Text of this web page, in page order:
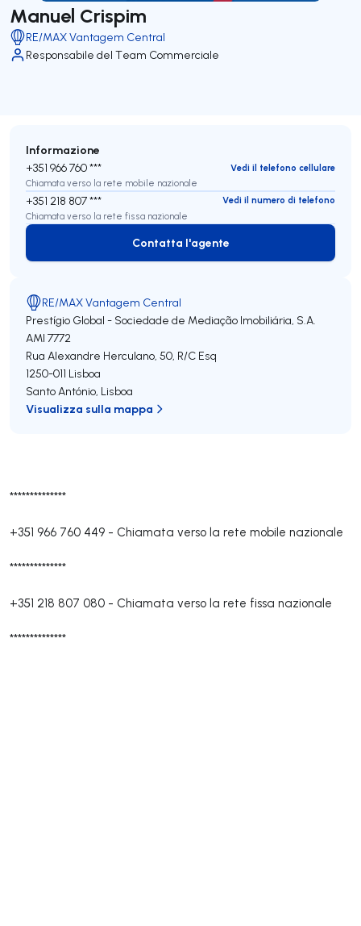
Manuel Crispim
RE/MAX Vantagem Central
Responsabile del Team Commerciale
**************
+351 966 760 449 - Chiamata verso la rete mobile nazionale
**************
+351 218 807 080 - Chiamata verso la rete fissa nazionale
**************
Informazione
+351 966 760 ***
Vedi il telefono cellulare
Chiamata verso la rete mobile nazionale
+351 218 807 ***
Vedi il numero di telefono
Chiamata verso la rete fissa nazionale
Contatta l'agente
Contatta l'agente
RE/MAX Vantagem Central
Prestígio Global - Sociedade de Mediação Imobiliária, S.A.
AMI 7772
Rua Alexandre Herculano, 50, R/C Esq
1250-011 Lisboa
Santo António, Lisboa
Visualizza sulla mappa